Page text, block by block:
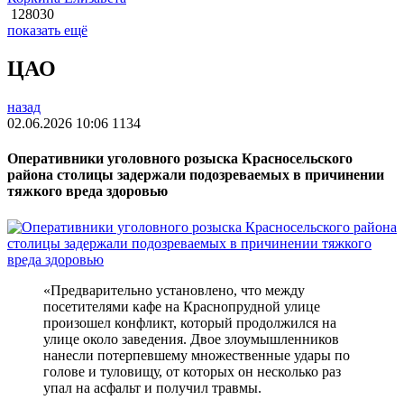
128030
показать ещё
ЦАО
назад
02.06.2026 10:06 1134
Оперативники уголовного розыска Красносельского
района столицы задержали подозреваемых в причинении
тяжкого вреда здоровью
«Предварительно установлено, что между
посетителями кафе на Краснопрудной улице
произошел конфликт, который продолжился на
улице около заведения. Двое злоумышленников
нанесли потерпевшему множественные удары по
голове и туловищу, от которых он несколько раз
упал на асфальт и получил травмы.